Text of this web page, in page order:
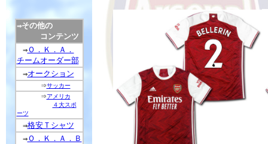
⇒その他の
コンテンツ
⇒Ｏ．Ｋ．Ａ．
チームオーダー部
⇒オークション
⇒サッカー
⇒アメリカ
４大スポ
ーツ
⇒格安Ｔシャツ
⇒Ｏ．Ｋ．Ａ．Ｂ